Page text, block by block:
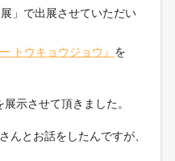
」で出展させていただい
トウキョウジョウ』 を
示させて頂きました。
んとお話をしたんですが、